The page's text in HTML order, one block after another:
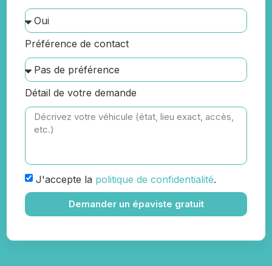
Préférence de contact
Détail de votre demande
J'accepte la politique de confidentialité.
Demander un épaviste gratuit